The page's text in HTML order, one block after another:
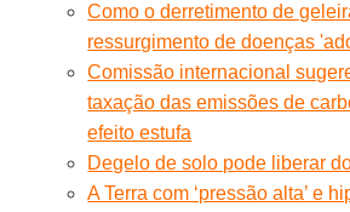
Como o derretimento de
ressurgimento de doenças
Comissão internacional
taxação das emissões de
efeito estufa
Degelo de solo pode liberar
A Terra com ‘pressão alta’ e